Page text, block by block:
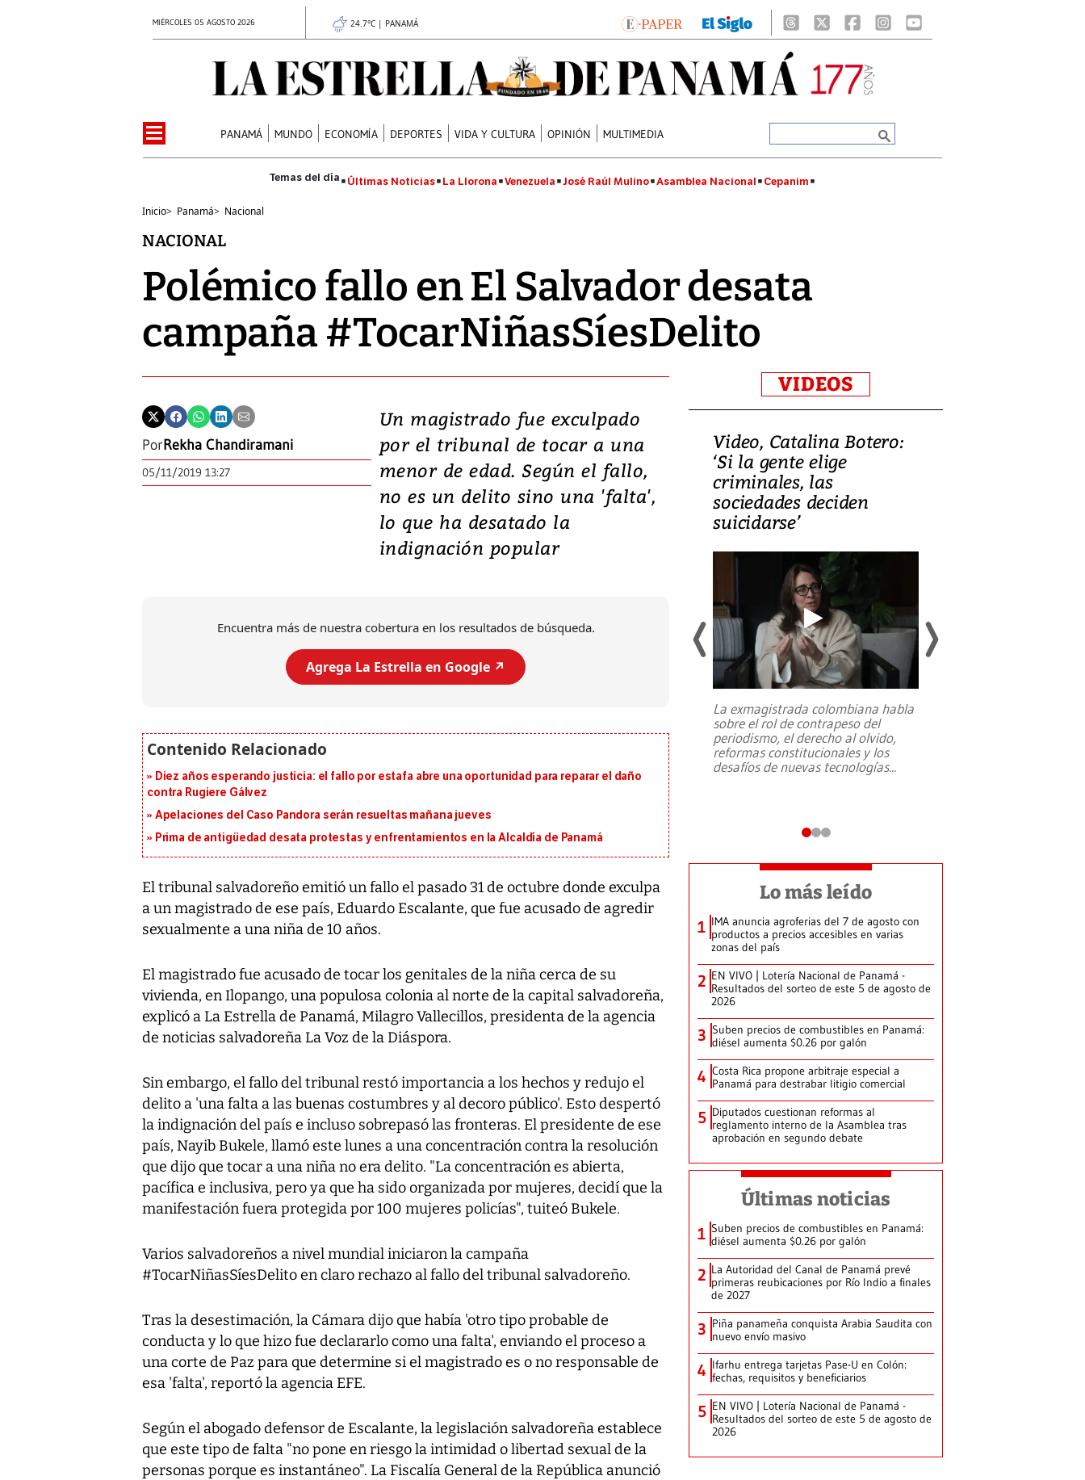
MIÉRCOLES 05 AGOSTO 2026 24.7°C | PANAMÁ
PANAMÁ MUNDO ECONOMÍA DEPORTES VIDA Y CULTURA OPINIÓN MULTIMEDIA
Últimas Noticias La Llorona Venezuela José Raúl Mulino Asamblea Nacional Cepanim
Inicio> Panamá> Nacional
NACIONAL
Polémico fallo en El Salvador desata
campaña #TocarNiñasSíesDelito
PorRekha Chandiramani
05/11/2019 13:27
Un magistrado fue exculpado
por el tribunal de tocar a una
menor de edad. Según el fallo,
no es un delito sino una 'falta',
lo que ha desatado la
indignación popular
Encuentra más de nuestra cobertura en los resultados de búsqueda.
Agrega La Estrella en Google ↗️
Diez años esperando justicia: el fallo por estafa abre una oportunidad para reparar el daño
contra Rugiere Gálvez
Apelaciones del Caso Pandora serán resueltas mañana jueves
Prima de antigüedad desata protestas y enfrentamientos en la Alcaldía de Panamá
El tribunal salvadoreño emitió un fallo el pasado 31 de octubre donde exculpa
a un magistrado de ese país, Eduardo Escalante, que fue acusado de agredir
sexualmente a una niña de 10 años.
El magistrado fue acusado de tocar los genitales de la niña cerca de su
vivienda, en Ilopango, una populosa colonia al norte de la capital salvadoreña,
explicó a La Estrella de Panamá, Milagro Vallecillos, presidenta de la agencia
de noticias salvadoreña La Voz de la Diáspora.
Sin embargo, el fallo del tribunal restó importancia a los hechos y redujo el
delito a 'una falta a las buenas costumbres y al decoro público'. Esto despertó
la indignación del país e incluso sobrepasó las fronteras. El presidente de ese
país, Nayib Bukele, llamó este lunes a una concentración contra la resolución
que dijo que tocar a una niña no era delito. "La concentración es abierta,
pacífica e inclusiva, pero ya que ha sido organizada por mujeres, decidí que la
manifestación fuera protegida por 100 mujeres policías", tuiteó Bukele.
Varios salvadoreños a nivel mundial iniciaron la campaña
#TocarNiñasSíesDelito en claro rechazo al fallo del tribunal salvadoreño.
Tras la desestimación, la Cámara dijo que había 'otro tipo probable de
conducta y lo que hizo fue declararlo como una falta', enviando el proceso a
una corte de Paz para que determine si el magistrado es o no responsable de
esa 'falta', reportó la agencia EFE.
Según el abogado defensor de Escalante, la legislación salvadoreña establece
que este tipo de falta "no pone en riesgo la intimidad o libertad sexual de la
personas porque es instantáneo". La Fiscalía General de la República anunció
VIDEOS
Video, Japón: Terremoto
deja heridos y graves
daños en Kumamoto
Un fuerte terremoto de magnitud
7,1 se registró este martes 28 de
Video, Catalina Botero:
‘Si la gente elige
criminales, las
sociedades deciden
suicidarse’
La exmagistrada colombiana habla
sobre el rol de contrapeso del
periodismo, el derecho al olvido,
reformas constitucionales y los
desafíos de nuevas tecnologías...
Lo más leído
1 IMA anuncia agroferias del 7 de agosto con
productos a precios accesibles en varias
zonas del país
2 EN VIVO | Lotería Nacional de Panamá -
Resultados del sorteo de este 5 de agosto de
2026
3 Suben precios de combustibles en Panamá:
diésel aumenta $0.26 por galón
4 Costa Rica propone arbitraje especial a
Panamá para destrabar litigio comercial
5 Diputados cuestionan reformas al
reglamento interno de la Asamblea tras
aprobación en segundo debate
Últimas noticias
1 Suben precios de combustibles en Panamá:
diésel aumenta $0.26 por galón
2 La Autoridad del Canal de Panamá prevé
primeras reubicaciones por Río Indio a finales
de 2027
3 Piña panameña conquista Arabia Saudita con
nuevo envío masivo
4 Ifarhu entrega tarjetas Pase-U en Colón:
fechas, requisitos y beneficiarios
5 EN VIVO | Lotería Nacional de Panamá -
Resultados del sorteo de este 5 de agosto de
2026